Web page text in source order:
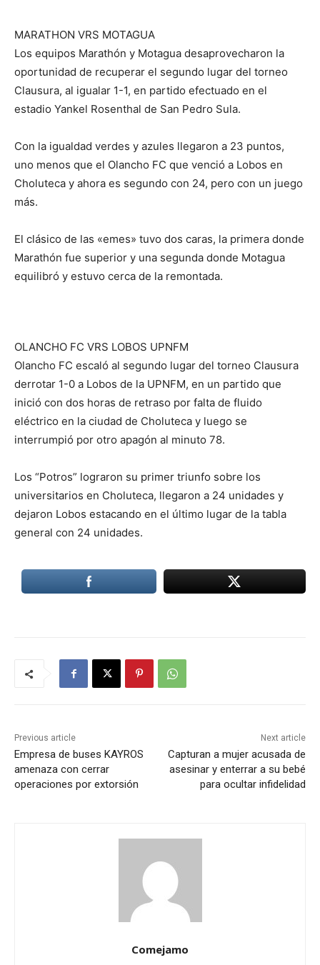
MARATHON VRS MOTAGUA
Los equipos Marathón y Motagua desaprovecharon la
oportunidad de recuperar el segundo lugar del torneo
Clausura, al igualar 1-1, en partido efectuado en el
estadio Yankel Rosenthal de San Pedro Sula.
Con la igualdad verdes y azules llegaron a 23 puntos,
uno menos que el Olancho FC que venció a Lobos en
Choluteca y ahora es segundo con 24, pero con un juego
más.
El clásico de las «emes» tuvo dos caras, la primera donde
Marathón fue superior y una segunda donde Motagua
equilibró y estuvo cerca de la remontada.
OLANCHO FC VRS LOBOS UPNFM
Olancho FC escaló al segundo lugar del torneo Clausura
derrotar 1-0 a Lobos de la UPNFM, en un partido que
inició con dos horas de retraso por falta de fluido
eléctrico en la ciudad de Choluteca y luego se
interrumpió por otro apagón al minuto 78.
Los “Potros” lograron su primer triunfo sobre los
universitarios en Choluteca, llegaron a 24 unidades y
dejaron Lobos estacando en el último lugar de la tabla
general con 24 unidades.
Previous article
Empresa de buses KAYROS
amenaza con cerrar
operaciones por extorsión
Next article
Capturan a mujer acusada de
asesinar y enterrar a su bebé
para ocultar infidelidad
Comejamo